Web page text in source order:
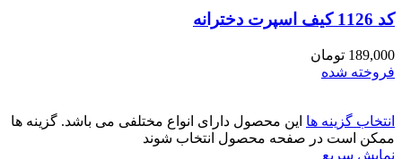
کد 1126 کیف اسپرت دخترانه
189,000 تومان
فروخته شده
انتخاب گزینه ها این محصول دارای انواع مختلفی می باشد. گزینه ها
ممکن است در صفحه محصول انتخاب شوند
نمایش سریع